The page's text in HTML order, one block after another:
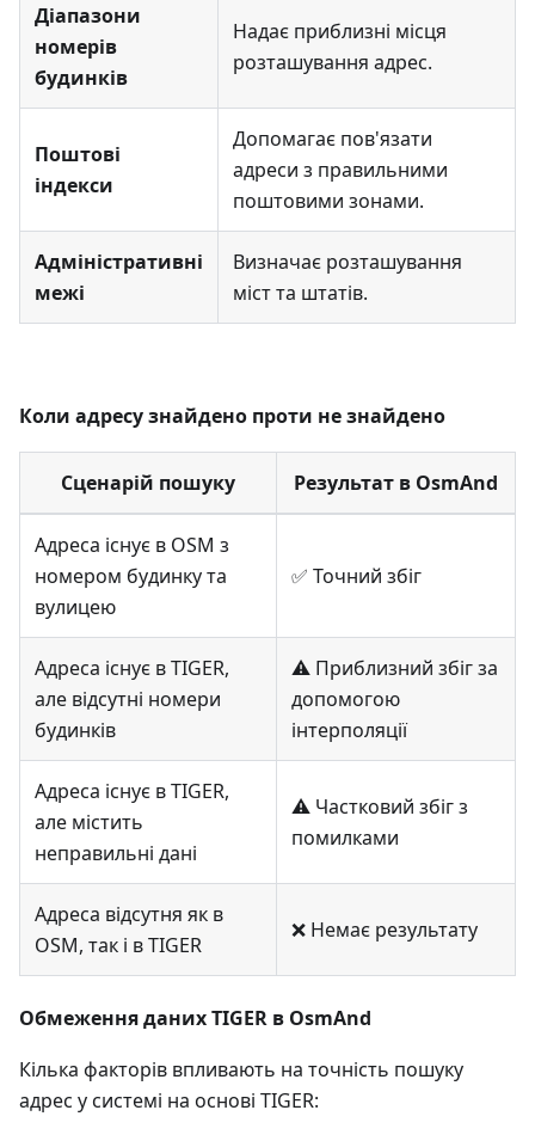
Діапазони
номерів
будинків
Надає приблизні місця
розташування адрес.
Поштові
індекси
Допомагає пов'язати
адреси з правильними
поштовими зонами.
Адміністративні
межі
Визначає розташування
міст та штатів.
Коли адресу знайдено проти не знайдено
Сценарій пошуку Результат в OsmAnd
Адреса існує в OSM з
номером будинку та
вулицею
✅ Точний збіг
Адреса існує в TIGER,
але відсутні номери
будинків
⚠️ Приблизний збіг за
допомогою
інтерполяції
Адреса існує в TIGER,
але містить
неправильні дані
⚠️ Частковий збіг з
помилками
Адреса відсутня як в
OSM, так і в TIGER
❌ Немає результату
Обмеження даних TIGER в OsmAnd
Кілька факторів впливають на точність пошуку
адрес у системі на основі TIGER: